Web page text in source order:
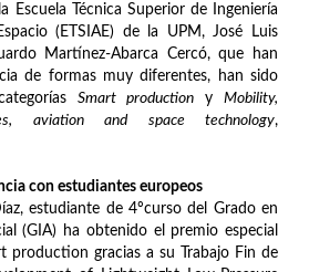
Escuela Técnica Superior de Ingeniería
(ETSIAE) de la UPM, José Luis
Martínez-Abarca Cercó, que han
de formas muy diferentes, han sido
Smart production y Mobility,
aviation and space technology,
con estudiantes europeos
estudiante de 4ºcurso del Grado en
(GIA) ha obtenido el premio especial
production gracias a su Trabajo Fin de